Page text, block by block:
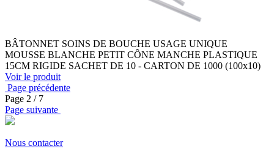
BÂTONNET SOINS DE BOUCHE USAGE UNIQUE
MOUSSE BLANCHE PETIT CÔNE MANCHE PLASTIQUE
15CM RIGIDE SACHET DE 10 - CARTON DE 1000 (100x10)
Voir le produit
Page précédente
Page 2 / 7
Page suivante
Nous contacter